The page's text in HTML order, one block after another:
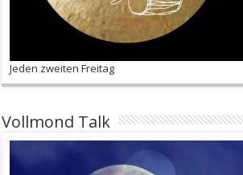
Jeden zweiten Freitag
Vollmond Talk